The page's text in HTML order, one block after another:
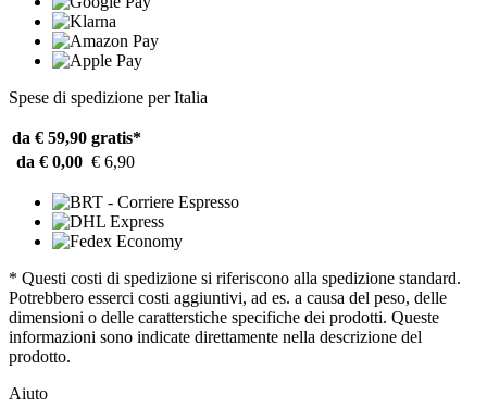
Spese di spedizione per Italia
da € 59,90 gratis*
da € 0,00 € 6,90
* Questi costi di spedizione si riferiscono alla spedizione standard.
Potrebbero esserci costi aggiuntivi, ad es. a causa del peso, delle
dimensioni o delle caratterstiche specifiche dei prodotti. Queste
informazioni sono indicate direttamente nella descrizione del
prodotto.
Aiuto